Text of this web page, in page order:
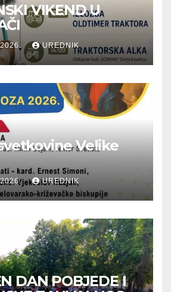
VIKEND U
UREDNIK
Velike
2026. UREDNIK
DAN POBJEDE I